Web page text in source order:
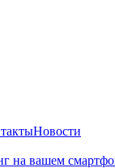
Новости
на вашем